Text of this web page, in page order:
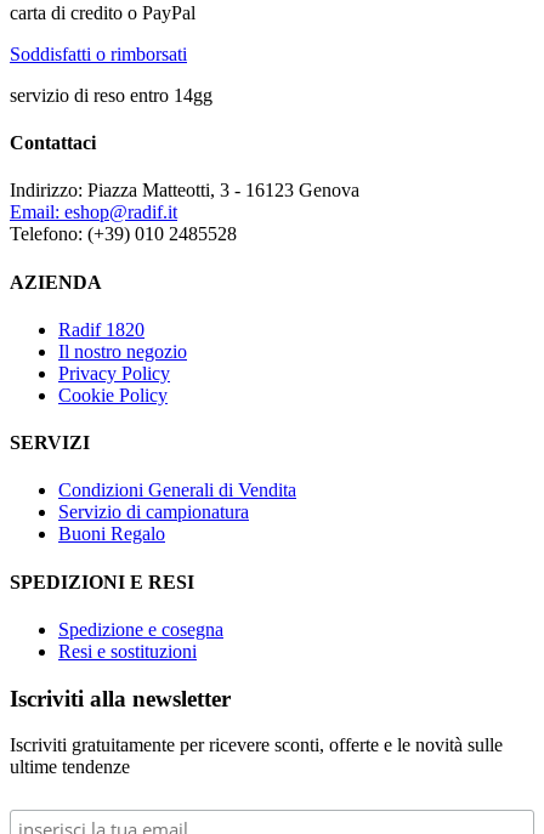
carta di credito o PayPal
Soddisfatti o rimborsati
servizio di reso entro 14gg
Contattaci
Indirizzo: Piazza Matteotti, 3 - 16123 Genova
Email: eshop@radif.it
Telefono: (+39) 010 2485528
AZIENDA
Radif 1820
Il nostro negozio
Privacy Policy
Cookie Policy
SERVIZI
Condizioni Generali di Vendita
Servizio di campionatura
Buoni Regalo
SPEDIZIONI E RESI
Spedizione e cosegna
Resi e sostituzioni
Iscriviti alla newsletter
Iscriviti gratuitamente per ricevere sconti, offerte e le novità sulle
ultime tendenze